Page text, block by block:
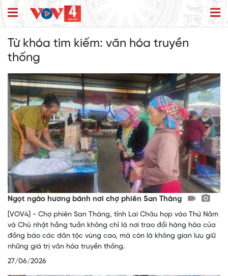
Từ khóa tìm kiếm: văn hóa truyền
thống
Ngọt ngào hương bánh nơi chợ phiên San Thàng
[VOV4] - Chợ phiên San Thàng, tỉnh Lai Châu họp vào Thứ Năm
và Chủ nhật hằng tuần không chỉ là nơi trao đổi hàng hóa của
đồng bào các dân tộc vùng cao, mà còn là không gian lưu giữ
những giá trị văn hóa truyền thống.
27/06/2026